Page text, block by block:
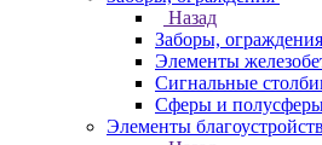
Назад
Заборы, ограждения
Элементы
Сигнальные
Сферы и
Элементы